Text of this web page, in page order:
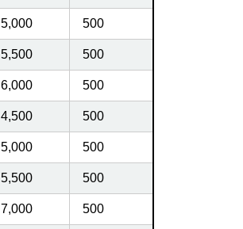
5,000 500
5,500 500
6,000 500
4,500 500
5,000 500
5,500 500
7,000 500